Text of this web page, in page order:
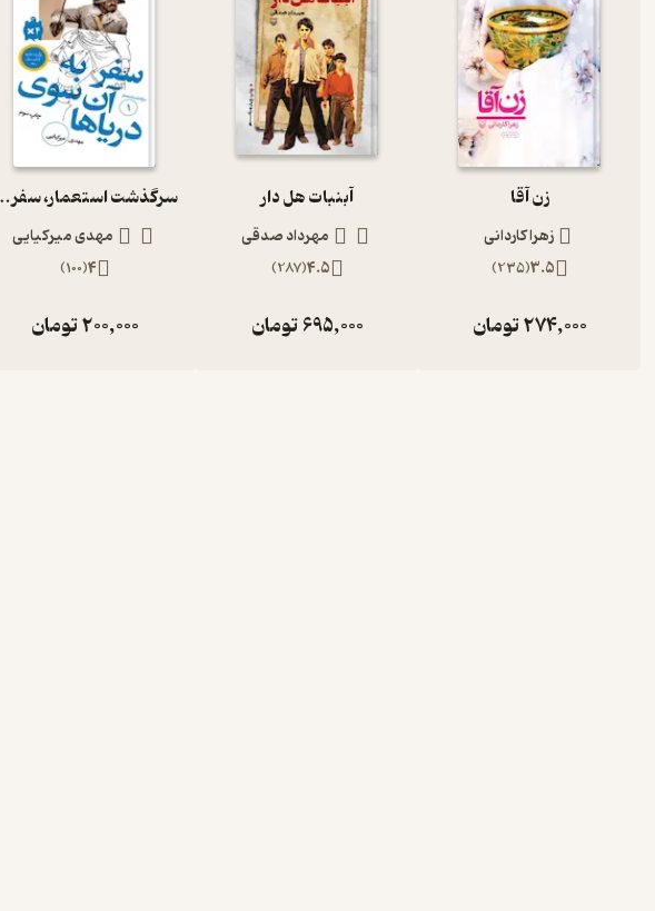
زن آقا
زهرا کاردانی
3.5
(
235
)
274,000تومان
آبنبات هل دار
مهرداد صدقی
4.5
(
287
)
695,000تومان
سرگذشت
مهدی میرکیایی
4
(
100
)
200,000تومان